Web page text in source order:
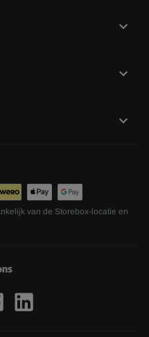
van de Storebox-locatie en